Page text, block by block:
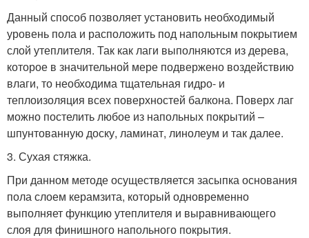
Данный способ позволяет установить необходимый
уровень пола и расположить под напольным покрытием
слой утеплителя. Так как лаги выполняются из дерева,
которое в значительной мере подвержено воздействию
влаги, то необходима тщательная гидро- и
теплоизоляция всех поверхностей балкона. Поверх лаг
можно постелить любое из напольных покрытий –
шпунтованную доску, ламинат, линолеум и так далее.
3. Сухая стяжка.
При данном методе осуществляется засыпка основания
пола слоем керамзита, который одновременно
выполняет функцию утеплителя и выравнивающего
слоя для финишного напольного покрытия.